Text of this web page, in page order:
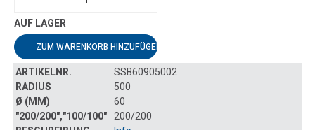
ZUM WARENKORB HINZUFÜGEN
SSB60905002
500
60
200/200